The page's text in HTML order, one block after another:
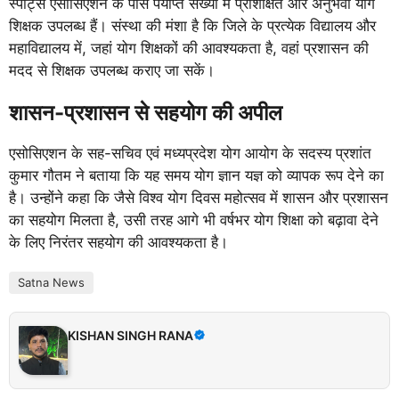
शिक्षक उपलब्ध हैं। संस्था की मंशा है कि जिले के प्रत्येक विद्यालय और
महाविद्यालय में, जहां योग शिक्षकों की आवश्यकता है, वहां प्रशासन की
मदद से शिक्षक उपलब्ध कराए जा सकें।
शासन-प्रशासन से सहयोग की अपील
एसोसिएशन के सह-सचिव एवं मध्यप्रदेश योग आयोग के सदस्य प्रशांत
कुमार गौतम ने बताया कि यह समय योग ज्ञान यज्ञ को व्यापक रूप देने का
है। उन्होंने कहा कि जैसे विश्व योग दिवस महोत्सव में शासन और प्रशासन
का सहयोग मिलता है, उसी तरह आगे भी वर्षभर योग शिक्षा को बढ़ावा देने
के लिए निरंतर सहयोग की आवश्यकता है।
Satna News
KISHAN SINGH RANA